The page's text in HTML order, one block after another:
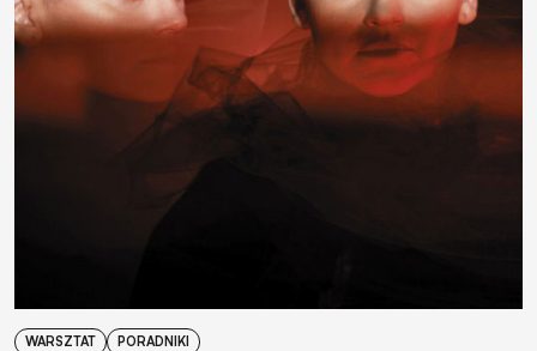
WARSZTAT PORADNIKI